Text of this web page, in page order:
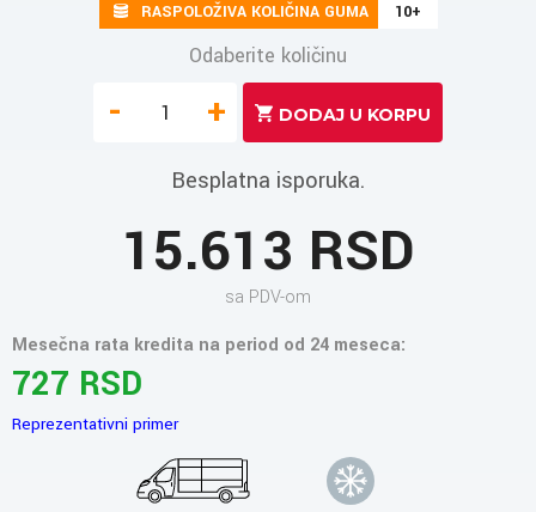
RASPOLOŽIVA KOLIČINA GUMA 10+
Odaberite količinu
- +
Besplatna isporuka.
15.613 RSD
sa PDV-om
Mesečna rata kredita na period od 24 meseca:
727 RSD
Reprezentativni primer